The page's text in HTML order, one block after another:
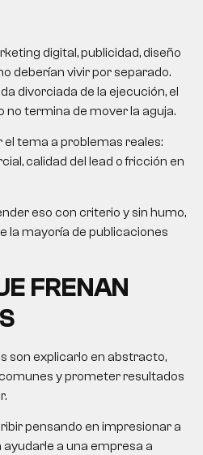
digital, publicidad, diseño
deberían vivir por separado.
divorciada de la ejecución, el
no termina de mover la aguja.
tema a problemas reales:
calidad del lead o fricción en
eso con criterio y sin humo,
la mayoría de publicaciones
FRENAN
son explicarlo en abstracto,
y prometer resultados
pensando en impresionar a
a una empresa a